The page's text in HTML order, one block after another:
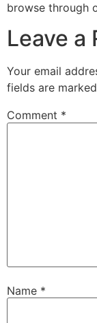
browse through
Leave a
Your email
fields are marked
Comment *
Name *